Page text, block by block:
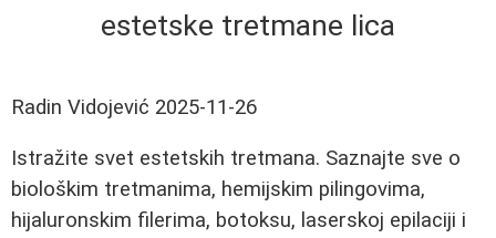
estetske tretmane lica
Radin Vidojević 2025-11-26
Istražite svet estetskih tretmana. Saznajte sve o
biološkim tretmanima, hemijskim pilingovima,
hijaluronskim filerima, botoksu, laserskoj epilaciji i